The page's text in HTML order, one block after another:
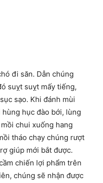
đi săn. Dẫn chúng
suỵt suỵt mấy tiếng,
sạo. Khi đánh mùi
hục đào bới, lùng
chui xuống hang
tháo chạy chúng rượt
giúp mới bắt được.
chiến lợi phẩm trên
chúng sẽ nhận được